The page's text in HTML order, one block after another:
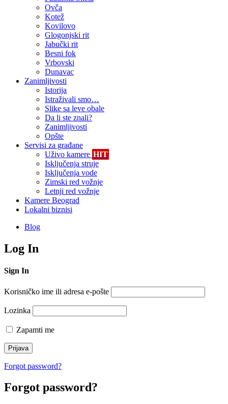
Ovča
Kotež
Kovilovo
Glogonjski rit
Jabučki rit
Besni fok
Vrbovski
Dunavac
Zanimljivosti
Istorija
Istraživali smo…
Slike sa leve obale
Da li ste znali?
Zanimljivosti
Opšte
Servisi za građane
Uživo kamere HIT
Isključenja struje
Isključenja vode
Zimski red vožnje
Letnji red vožnje
Kamere Beograd
Lokalni biznisi
Blog
Log In
Sign In
Korisničko ime ili adresa e-pošte
Lozinka
Zapamti me
Forgot password?
Forgot password?